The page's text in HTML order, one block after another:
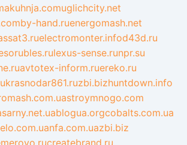
akuhnja.comuglichcity.net
by-hand.ruenergomash.net
electromonter.infod43d.ru
lexus-sense.runpr.su
avtotex-inform.ruereko.ru
krasnodar861.ruzbi.bizhuntdown.info
stroymnogo.com
sarny.net.uablogua.orgcobalts.com.ua
nfa.com.uazbi.biz
createbrand.ru